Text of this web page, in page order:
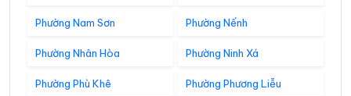
Phường Nam Sơn Phường Nếnh
Phường Nhân Hòa Phường Ninh Xá
Phường Phù Khê Phường Phương Liễu